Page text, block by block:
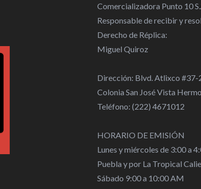
2032
Internacional | 12:21
boleto a Olimpiadas:
Local
11:47
Thiago Almada se
Comercializadora Punto 10
Responsable de recibir y
Derecho de Réplica:
Miguel Quiroz
Dirección: Blvd. Atlixco #37-
Colonia San José Vista
Teléfono: (222) 4671012
HORARIO DE EMISIÓN
Lunes y miércoles de 3:00 a
Puebla y por La Tropical
Sábado 9:00 a 10:00 AM